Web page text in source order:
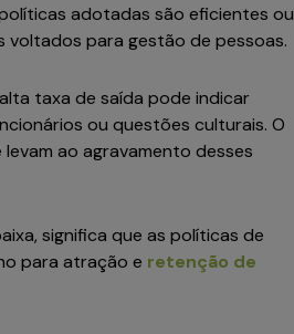
adotadas são eficientes ou
voltados para gestão de pessoas.
taxa de saída pode indicar
ou questões culturais. O
ao agravamento desses
significa que as políticas de
para atração e retenção de